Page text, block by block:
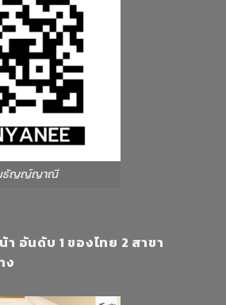
นธัญญ์ญาณี
อันดับ 1 ของไทย 2 สาขา
ง